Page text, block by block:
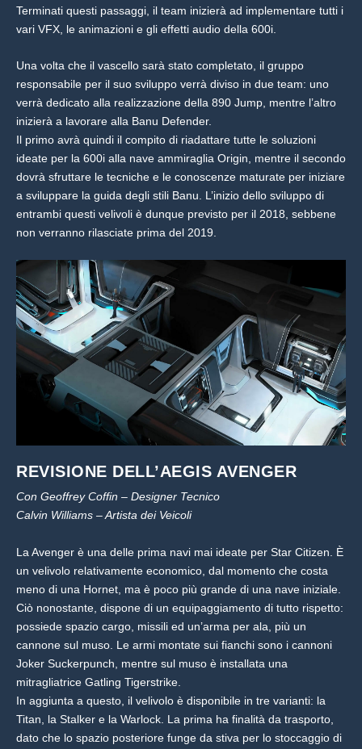
Terminati questi passaggi, il team inizierà ad implementare tutti i
vari VFX, le animazioni e gli effetti audio della 600i.
Una volta che il vascello sarà stato completato, il gruppo
responsabile per il suo sviluppo verrà diviso in due team: uno
verrà dedicato alla realizzazione della 890 Jump, mentre l’altro
inizierà a lavorare alla Banu Defender.
Il primo avrà quindi il compito di riadattare tutte le soluzioni
ideate per la 600i alla nave ammiraglia Origin, mentre il secondo
dovrà sfruttare le tecniche e le conoscenze maturate per iniziare
a sviluppare la guida degli stili Banu. L’inizio dello sviluppo di
entrambi questi velivoli è dunque previsto per il 2018, sebbene
non verranno rilasciate prima del 2019.
REVISIONE DELL’AEGIS AVENGER
Con Geoffrey Coffin – Designer Tecnico
Calvin Williams – Artista dei Veicoli
La Avenger è una delle prima navi mai ideate per Star Citizen. È
un velivolo relativamente economico, dal momento che costa
meno di una Hornet, ma è poco più grande di una nave iniziale.
Ciò nonostante, dispone di un equipaggiamento di tutto rispetto:
possiede spazio cargo, missili ed un’arma per ala, più un
cannone sul muso. Le armi montate sui fianchi sono i cannoni
Joker Suckerpunch, mentre sul muso è installata una
mitragliatrice Gatling Tigerstrike.
In aggiunta a questo, il velivolo è disponibile in tre varianti: la
Titan, la Stalker e la Warlock. La prima ha finalità da trasporto,
dato che lo spazio posteriore funge da stiva per lo stoccaggio di